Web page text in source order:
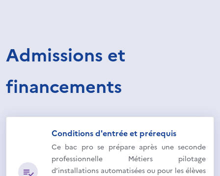
Admissions et
financements
Conditions d'entrée et prérequis
Ce bac pro se prépare après une seconde
professionnelle Métiers pilotage
d’installations automatisées ou pour les élèves